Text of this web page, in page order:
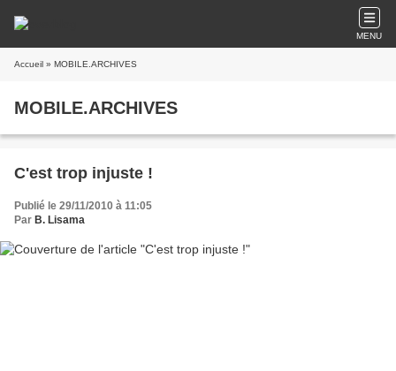
MENU
Accueil » MOBILE.ARCHIVES
MOBILE.ARCHIVES
C'est trop injuste !
Publié le 29/11/2010 à 11:05
Par B. Lisama